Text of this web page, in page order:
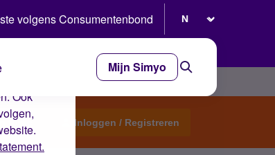
op de
Ook
volgens Consumentenbond
Mijn Simyo
topic Inloggen / Registreren